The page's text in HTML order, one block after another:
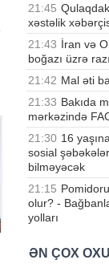
21:45
xəstəlik
21:43 İran və
boğazı üzrə
21:42 Mal əti
21:33 Bakıda
mərkəzində
21:30 16
sosial
bilməyəcək
21:15
olur? -
yolları
ƏN ÇOX